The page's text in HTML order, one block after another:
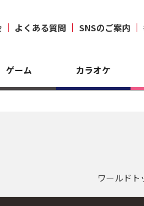
よくある質問 SNSのご案内
ゲーム カラオケ
ワールドト